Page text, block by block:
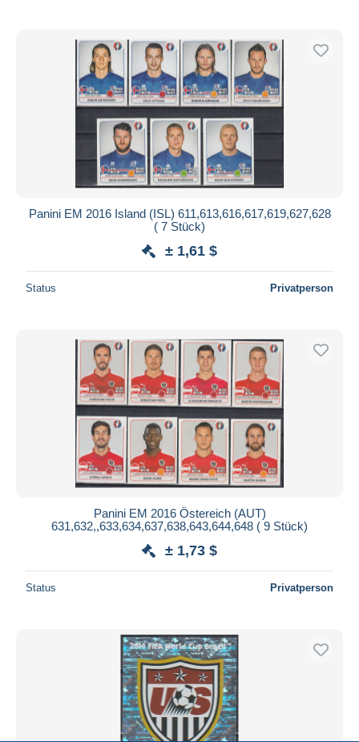
Panini EM 2016 Island (ISL) 611,613,616,617,619,627,628
( 7 Stück)
± 1,61 $
Status Privatperson
Panini EM 2016 Östereich (AUT)
631,632,,633,634,637,638,643,644,648 ( 9 Stück)
± 1,73 $
Status Privatperson